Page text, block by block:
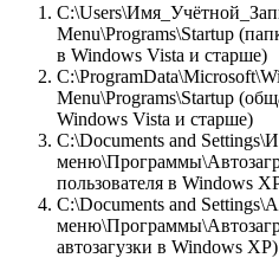
Menu\Programs\Startup
в Windows Vista и старше)
Menu\Programs\Startup
Windows Vista и старше)
C:\Documents and
пользователя в Windows
C:\Documents and
автозагузки в Windows XP)